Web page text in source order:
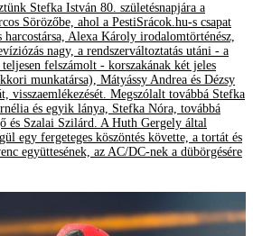
Stefka István 80. születésnapjára a
Sörözőbe, ahol a PestiSrácok.hu-s csapat
Alexa Károly irodalomtörténész,
nagy, a rendszerváltoztatás utáni - a
felszámolt - korszakának két jeles
munkatársa), Mátyássy Andrea és Dézsy
visszaemlékezését. Megszólalt továbbá Stefka
és egyik lánya, Stefka Nóra, továbbá
és Szalai Szilárd. A Huth Gergely által
egy fergeteges köszöntés követte, a tortát és
együttesének, az AC/DC-nek a dübörgésére